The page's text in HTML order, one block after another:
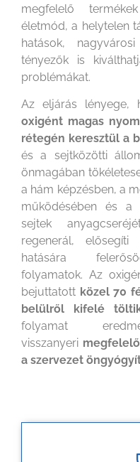
megfelelő
életmód, a helytelen
hatások,
tényezők is
problémákat.
Az eljárás lényege,
oxigént magas
rétegén keresztül a
és a sejtközötti
önmagában
a hám képzésben, a
működésében és a
sejtek
regenerál,
hatására
folyamatok. Az
bejuttatott közel 70
belülről kifelé
folyamat
visszanyeri
a szervezet